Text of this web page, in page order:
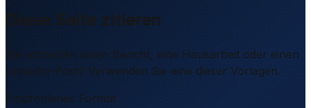
Diese Seite zitieren
Sie schreiben einen Bericht, eine Hausarbeit oder einen
LinkedIn-Post? Verwenden Sie eine dieser Vorlagen.
Empfohlenes Format